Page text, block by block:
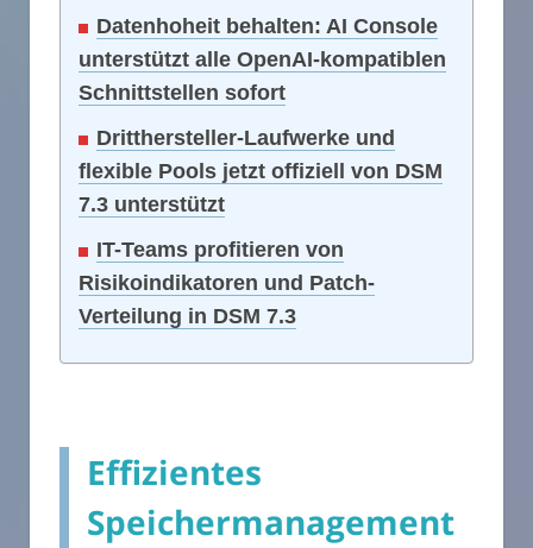
Datenhoheit behalten: AI Console
unterstützt alle OpenAI-kompatiblen
Schnittstellen sofort
Dritthersteller-Laufwerke und
flexible Pools jetzt offiziell von DSM
7.3 unterstützt
IT-Teams profitieren von
Risikoindikatoren und Patch-
Verteilung in DSM 7.3
Effizientes
Speichermanagement